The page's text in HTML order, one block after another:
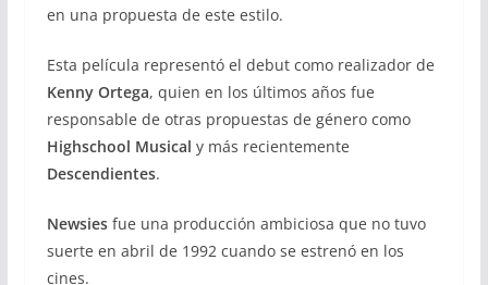
en una propuesta de este estilo.
Esta película representó el debut como realizador de
Kenny Ortega, quien en los últimos años fue
responsable de otras propuestas de género como
Highschool Musical y más recientemente
Descendientes.
Newsiesfue una producción ambiciosa que no tuvo
suerte en abril de 1992 cuando se estrenó en los
cines.